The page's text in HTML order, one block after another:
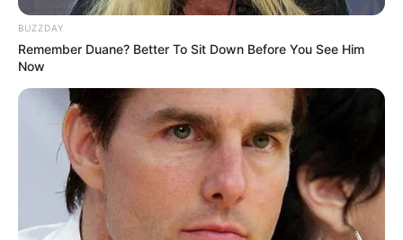
BUZZDAY
Remember Duane? Better To Sit Down Before You See Him
Now